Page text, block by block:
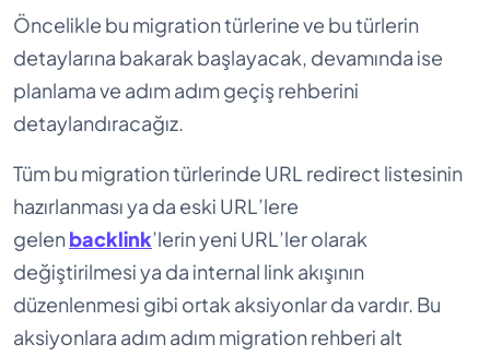
Öncelikle bu migration türlerine ve bu türlerin
detaylarına bakarak başlayacak, devamında ise
planlama ve adım adım geçiş rehberini
detaylandıracağız.
Tüm bu migration türlerinde URL redirect listesinin
hazırlanması ya da eski URL’lere
gelen backlink’lerin yeni URL’ler olarak
değiştirilmesi ya da internal link akışının
düzenlenmesi gibi ortak aksiyonlar da vardır. Bu
aksiyonlara adım adım migration rehberi alt